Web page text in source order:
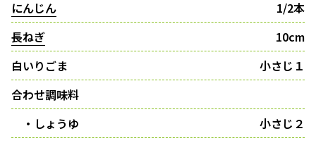
にんじん
1/2本
長ねぎ
10cm
白いりごま
小さじ１
合わせ調味料
・しょうゆ
小さじ２